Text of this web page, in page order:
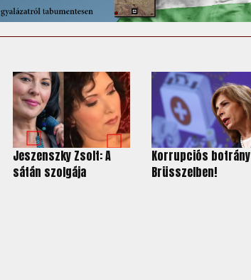
Jeszenszky Zsolt: A
sátán szolgája
Korrupciós botrány
Brüsszelben!